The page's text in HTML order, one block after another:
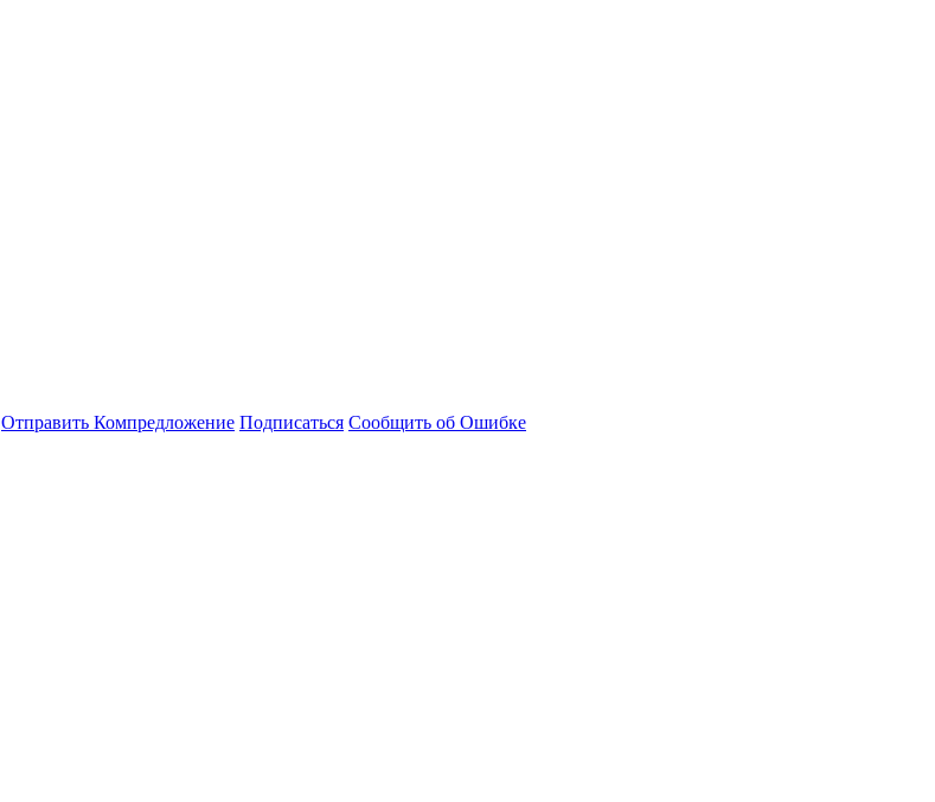
Отправить Компредложение Подписаться Сообщить об Ошибке